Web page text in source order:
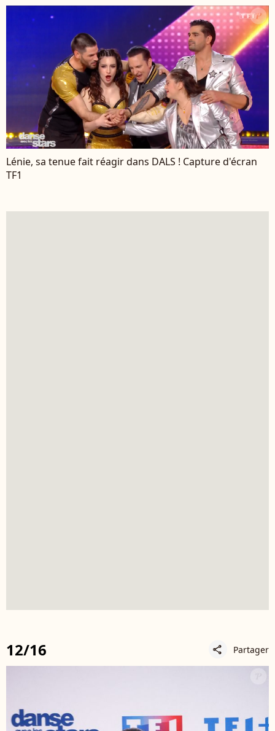
Lénie, sa tenue fait réagir dans DALS ! Capture d'écran
TF1
12/16 share Partager